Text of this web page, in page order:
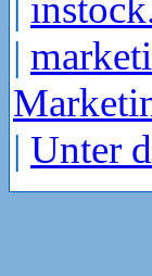
|
|
| Unter